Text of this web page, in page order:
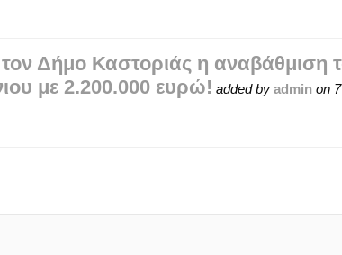
Δήμο Καστοριάς η αναβάθμιση
με 2.200.000 ευρώ! added by adminon 7